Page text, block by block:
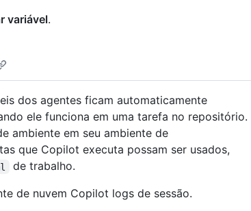
variável.
dos agentes ficam automaticamente
ele funciona em uma tarefa no repositório.
ambiente em seu ambiente de
que Copilot executa possam ser usados,
de trabalho.
de nuvem Copilot logs de sessão.